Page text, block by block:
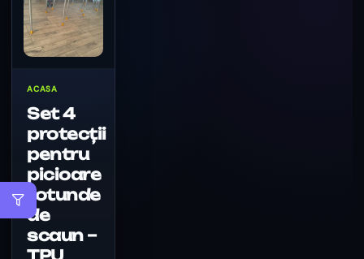
ACASA
Set 4
protecții
pentru
picioare
rotunde
de
scaun –